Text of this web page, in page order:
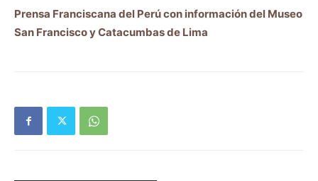
Prensa Franciscana del Perú con información del Museo
San Francisco y Catacumbas de Lima